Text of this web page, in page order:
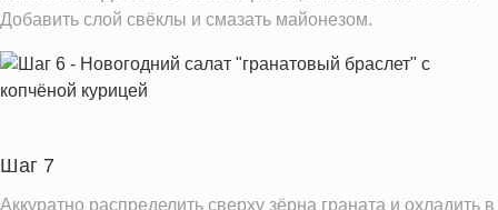
Добавить слой свёклы и смазать майонезом.
Шаг 7
Аккуратно распределить сверху зёрна граната и охладить в